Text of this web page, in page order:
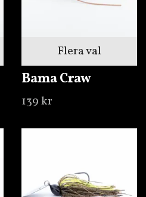
Flera val
Bama Craw
139 kr